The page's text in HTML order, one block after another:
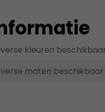
kleuren
maten beschikbaar